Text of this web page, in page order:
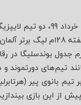
از ساعت 21 شب
رفت. این بازی که جزو
جدول بوندسلیگا
تیم‌های دورتموند
تیم بانوی پیر
از این بازی